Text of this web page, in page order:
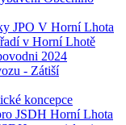
JPO V Horní Lhota
v Horní Lhotě
2024
- Zátiší
koncepce
JSDH Horní Lhota